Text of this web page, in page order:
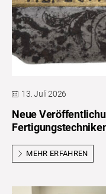
13. Juli 2026
Neue
MEHR ERFAHREN